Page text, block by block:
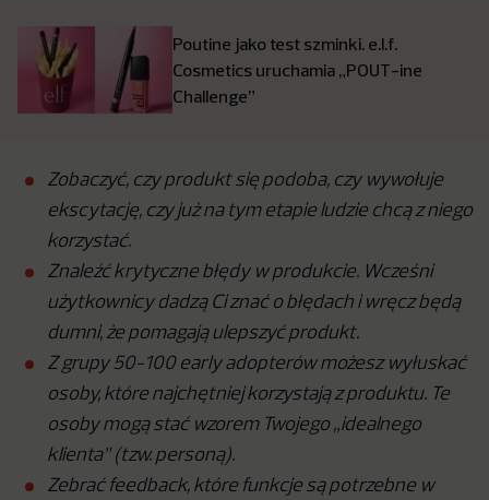
Poutine jako test szminki. e.l.f.
Cosmetics uruchamia „POUT-ine
Challenge”
Zobaczyć, czy produkt się podoba, czy wywołuje
ekscytację, czy już na tym etapie ludzie chcą z niego
korzystać.
Znaleźć krytyczne błędy w produkcie. Wcześni
użytkownicy dadzą Ci znać o błędach i wręcz będą
dumni, że pomagają ulepszyć produkt.
Z grupy 50-100 early adopterów możesz wyłuskać
osoby, które najchętniej korzystają z produktu. Te
osoby mogą stać wzorem Twojego „idealnego
klienta” (tzw. personą).
Zebrać feedback, które funkcje są potrzebne w